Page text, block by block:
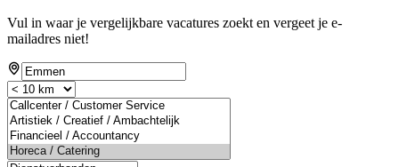
Vul in waar je vergelijkbare vacatures zoekt en vergeet je e-
mailadres niet!